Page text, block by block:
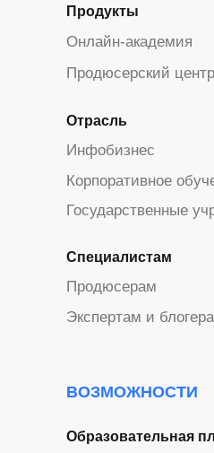
Продукты
ВОЗМОЖНОСТИ
Онлайн-академия
Продюсерский центр
Образовательная
Отрасль
Корпоративное
Инфобизнес
Специалистам
Государственные
Продюсерам
Экспертам и